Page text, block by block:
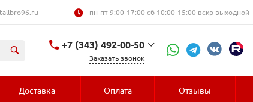
пн-пт 9:00-17:00 сб 10:00-15:00 вскр выходной
+7 (343) 492-00-50
Заказать звонок
Доставка Оплата Отзывы